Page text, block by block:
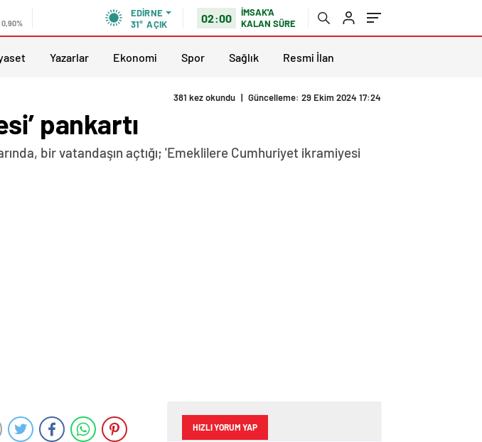
0,90%
EDIRNE
31° AÇIK 02:00
İMSAK'A
KALAN SÜRE
Yazarlar Ekonomi Spor Sağlık Resmi İlan
381 kez okundu | Güncelleme: 29 Ekim 2024 17:24
pankartı
bir vatandaşın açtığı; 'Emeklilere Cumhuriyet ikramiyesi
HIZLI YORUM YAP